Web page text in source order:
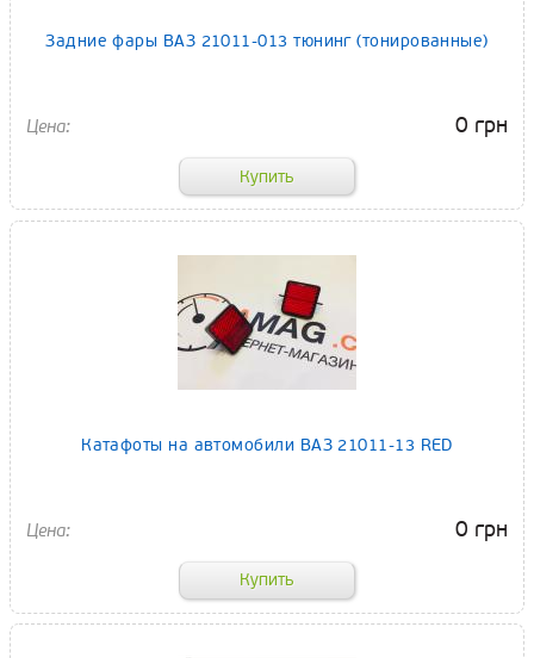
Задние фары ВАЗ 21011-013 тюнинг (тонированные)
0 грн
Катафоты на автомобили ВАЗ 21011-13 RED
0 грн